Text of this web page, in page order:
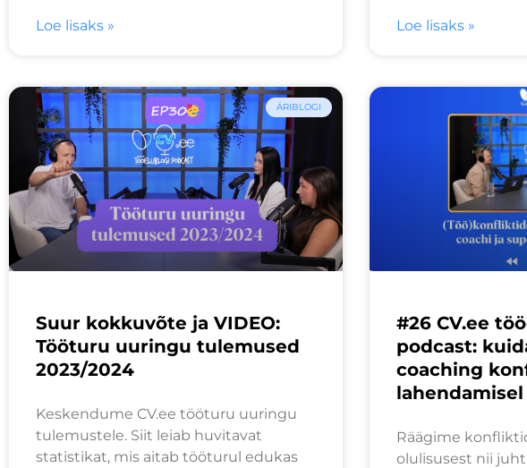
Loe lisaks » Loe lisaks »
ÄRIBLOGI
Suur kokkuvõte ja VIDEO:
Tööturu uuringu tulemused
2023/2024
Keskendume CV.ee tööturu uuringu
tulemustele. Siit leiab huvitavat
statistikat, mis aitab tööturul edukas
#26 CV.ee
podcast:
coaching
Räägime
olulisusest nii